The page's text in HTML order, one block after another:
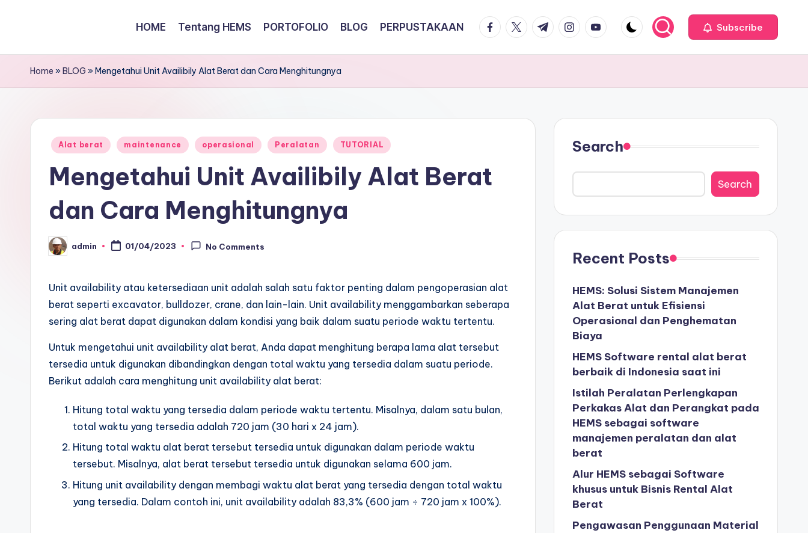
content
HOME Tentang HEMS PORTOFOLIO BLOG PERPUSTAKAAN facebook.com
twitter.com
t.me instagram.com
youtube.com Subscribe
Home »BLOG »Mengetahui Unit Availibily Alat Berat dan Cara Menghitungnya
Posted
Alat berat maintenance operasional Peralatan TUTORIAL
Mengetahui Unit Availibily Alat Berat
dan Cara Menghitungnya
Posted
by
admin 01/04/2023 No Comments
Unit availability atau ketersediaan unit adalah salah satu faktor penting dalam pengoperasian alat
berat seperti excavator, bulldozer, crane, dan lain-lain. Unit availability menggambarkan seberapa
sering alat berat dapat digunakan dalam kondisi yang baik dalam suatu periode waktu tertentu.
Untuk mengetahui unit availability alat berat, Anda dapat menghitung berapa lama alat tersebut
tersedia untuk digunakan dibandingkan dengan total waktu yang tersedia dalam suatu periode.
Berikut adalah cara menghitung unit availability alat berat:
Hitung total waktu yang tersedia dalam periode waktu tertentu. Misalnya, dalam satu bulan,
total waktu yang tersedia adalah 720 jam (30 hari x 24 jam).
Hitung total waktu alat berat tersebut tersedia untuk digunakan dalam periode waktu
tersebut. Misalnya, alat berat tersebut tersedia untuk digunakan selama 600 jam.
Hitung unit availability dengan membagi waktu alat berat yang tersedia dengan total waktu
yang tersedia. Dalam contoh ini, unit availability adalah 83,3% (600 jam ÷ 720 jam x 100%).
Search
Search
Recent Posts
HEMS: Solusi Sistem Manajemen
Alat Berat untuk Efisiensi
Operasional dan Penghematan
Biaya
HEMS Software rental alat berat
berbaik di Indonesia saat ini
Istilah Peralatan Perlengkapan
Perkakas Alat dan Perangkat pada
HEMS sebagai software
manajemen peralatan dan alat
berat
Alur HEMS sebagai Software
khusus untuk Bisnis Rental Alat
Berat
Pengawasan Penggunaan Material